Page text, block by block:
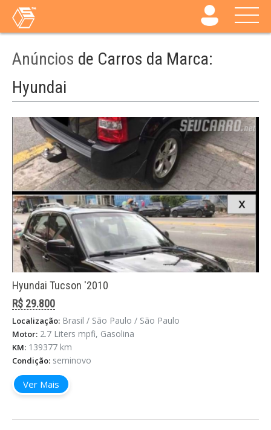
Anúncios de Carros da Marca:
Hyundai
Hyundai Tucson '2010
R$ 29.800
Localização: Brasil / São Paulo / São Paulo
Motor: 2.7 Liters mpfi, Gasolina
KM: 139377 km
Condição: seminovo
Ver Mais